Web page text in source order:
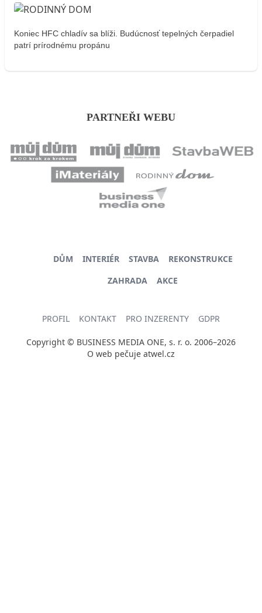
Koniec HFC chladív sa blíži. Budúcnosť tepelných čerpadiel
patrí prírodnému propánu
PARTNEŘI WEBU
DŮM INTERIÉR STAVBA
REKONSTRUKCE
ZAHRADA
AKCE
PROFIL KONTAKT PRO INZERENTY GDPR
Copyright © BUSINESS MEDIA ONE, s. r. o. 2006–2026